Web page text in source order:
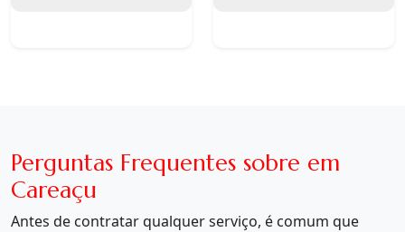
Perguntas Frequentes sobre em
Careaçu
Antes de contratar qualquer serviço, é comum que